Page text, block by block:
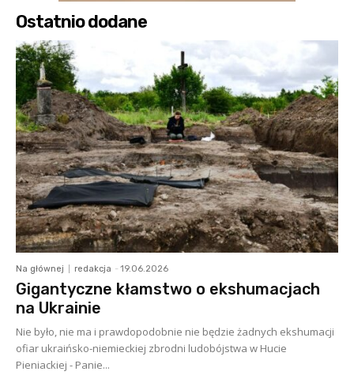
Ostatnio dodane
Na głównej redakcja - 19.06.2026
Gigantyczne kłamstwo o ekshumacjach
na Ukrainie
Nie było, nie ma i prawdopodobnie nie będzie żadnych ekshumacji
ofiar ukraińsko-niemieckiej zbrodni ludobójstwa w Hucie
Pieniackiej - Panie...